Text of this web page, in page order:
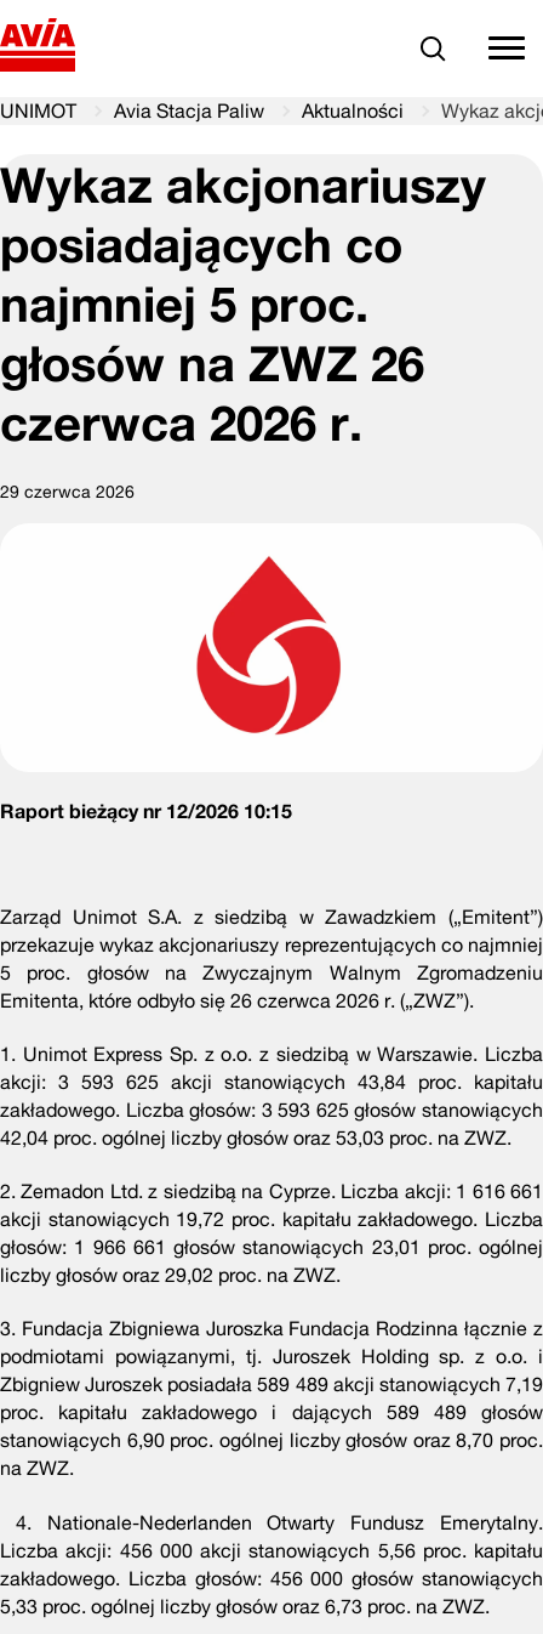
Szukaj
UNIMOT Avia Stacja Paliw Aktualności Wykaz
Wykaz akcjonariuszy
posiadających co
najmniej 5 proc.
głosów na ZWZ 26
czerwca 2026 r.
29 czerwca 2026
Raport bieżący nr 12/2026 10:15
Zarząd Unimot S.A. z siedzibą w Zawadzkiem („Emitent”)
przekazuje wykaz akcjonariuszy reprezentujących co najmniej
5 proc. głosów na Zwyczajnym Walnym Zgromadzeniu
Emitenta, które odbyło się 26 czerwca 2026 r. („ZWZ”).
1. Unimot Express Sp. z o.o. z siedzibą w Warszawie. Liczba
akcji: 3 593 625 akcji stanowiących 43,84 proc. kapitału
zakładowego. Liczba głosów: 3 593 625 głosów stanowiących
42,04 proc. ogólnej liczby głosów oraz 53,03 proc. na ZWZ.
2. Zemadon Ltd. z siedzibą na Cyprze. Liczba akcji: 1 616 661
akcji stanowiących 19,72 proc. kapitału zakładowego. Liczba
głosów: 1 966 661 głosów stanowiących 23,01 proc. ogólnej
liczby głosów oraz 29,02 proc. na ZWZ.
3. Fundacja Zbigniewa Juroszka Fundacja Rodzinna łącznie z
podmiotami powiązanymi, tj. Juroszek Holding sp. z o.o. i
Zbigniew Juroszek posiadała 589 489 akcji stanowiących 7,19
proc. kapitału zakładowego i dających 589 489 głosów
stanowiących 6,90 proc. ogólnej liczby głosów oraz 8,70 proc.
na ZWZ.
4. Nationale-Nederlanden Otwarty Fundusz Emerytalny.
Liczba akcji: 456 000 akcji stanowiących 5,56 proc. kapitału
zakładowego. Liczba głosów: 456 000 głosów stanowiących
5,33 proc. ogólnej liczby głosów oraz 6,73 proc. na ZWZ.